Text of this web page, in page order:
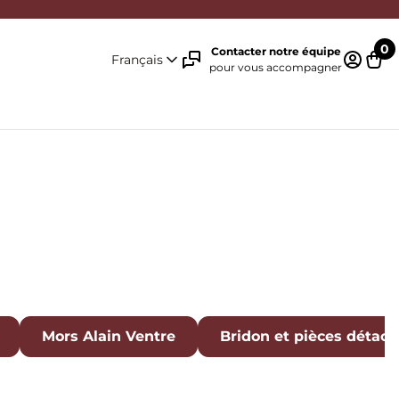
Français
Contacter notre équipe
pour vous accompagner
0
Mors Alain Ventre Bridon et pièces